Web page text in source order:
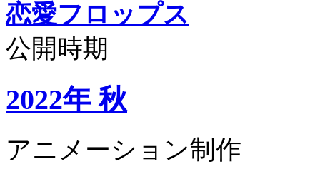
恋愛フロップス
公開時期
2022年 秋
アニメーション制作